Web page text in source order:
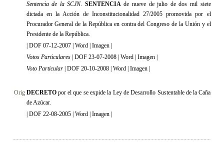
Sentencia de la SCJN. SENTENCIAde nueve de julio de dos mil siete
dictada en la Acción de Inconstitucionalidad 27/2005 promovida por el
Procurador General de la República en contra del Congreso de la Unión y el
Presidente de la República.
DOF 07-12-2007| Word| Imagen|
Votos Particulares DOF 23-07-2008| Word| Imagen|
Voto Particular DOF 20-10-2008| Word| Imagen|
Orig DECRETOpor el que se expide la Ley de Desarrollo Sustentable de la Caña
de Azúcar.
DOF 22-08-2005| Word| Imagen|